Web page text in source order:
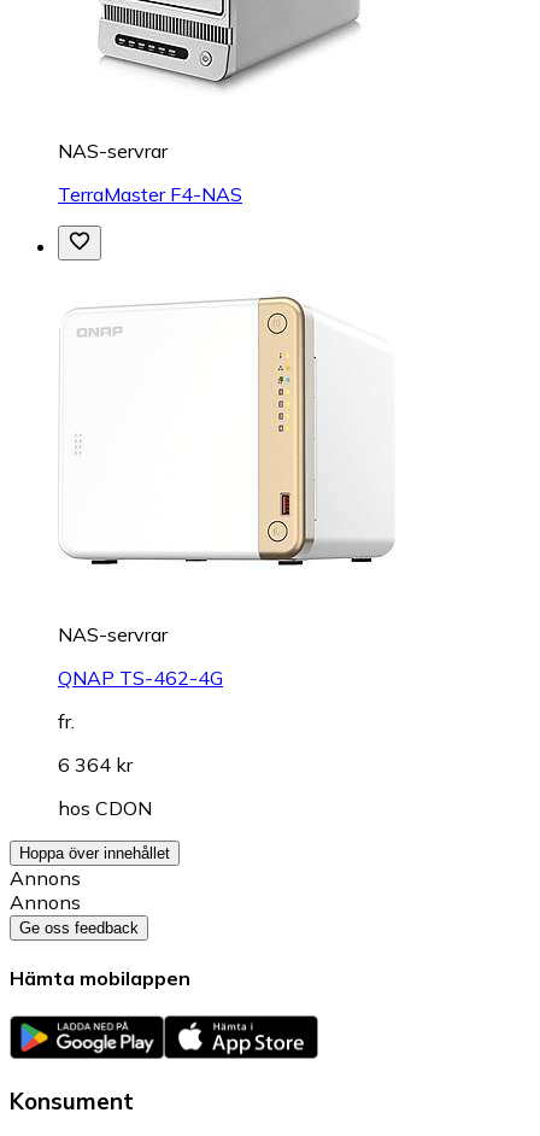
NAS-servrar
TerraMaster F4-NAS
NAS-servrar
QNAP TS-462-4G
fr.
6 364 kr
hos CDON
Hoppa över innehållet
Annons
Annons
Ge oss feedback
Hämta mobilappen
Konsument